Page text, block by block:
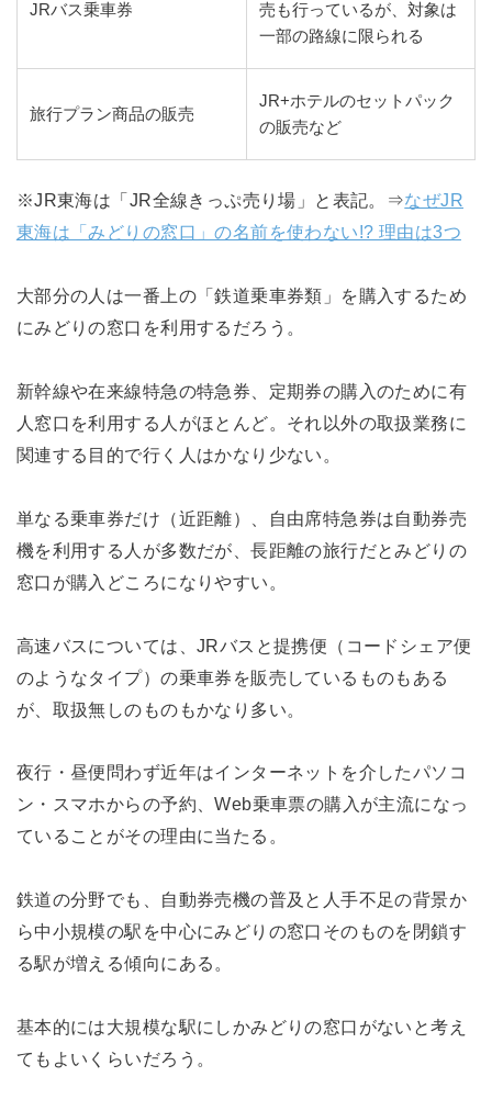
JRバス乗車券
売も行っているが、対象は
一部の路線に限られる
旅行プラン商品の販売
JR+ホテルのセットパック
の販売など
※JR東海は「JR全線きっぷ売り場」と表記。⇒なぜJR
東海は「みどりの窓口」の名前を使わない!? 理由は3つ
大部分の人は一番上の「鉄道乗車券類」を購入するため
にみどりの窓口を利用するだろう。
新幹線や在来線特急の特急券、定期券の購入のために有
人窓口を利用する人がほとんど。それ以外の取扱業務に
関連する目的で行く人はかなり少ない。
単なる乗車券だけ（近距離）、自由席特急券は自動券売
機を利用する人が多数だが、長距離の旅行だとみどりの
窓口が購入どころになりやすい。
高速バスについては、JRバスと提携便（コードシェア便
のようなタイプ）の乗車券を販売しているものもある
が、取扱無しのものもかなり多い。
夜行・昼便問わず近年はインターネットを介したパソコ
ン・スマホからの予約、Web乗車票の購入が主流になっ
ていることがその理由に当たる。
鉄道の分野でも、自動券売機の普及と人手不足の背景か
ら中小規模の駅を中心にみどりの窓口そのものを閉鎖す
る駅が増える傾向にある。
基本的には大規模な駅にしかみどりの窓口がないと考え
てもよいくらいだろう。